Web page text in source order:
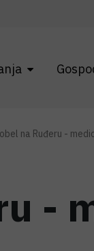
na Ruđeru -
-